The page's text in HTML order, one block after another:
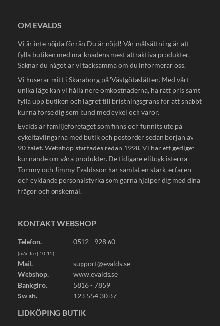
OM EVALDS
Vi är inte nöjda förrän Du är nöjd! Vår målsättning är att
fylla butiken med marknadens mest attraktiva produkter.
Saknar du något är vi tacksamma om du informerar oss.
Vi huserar mitt i Skaraborg på 'Västgötaslätten'. Med vårt
unika läge kan vi hålla nere omkostnaderna, ha rätt pris samt
fylla upp butiken och lagret till bristningsgräns för att snabbt
kunna förse dig som kund med cykel och varor.
Evalds är familjeföretaget som finns och funnits ute på
cykeltävlingarna med butik och postorder sedan början av
90-talet. Webshop startades redan 1998. Vi har ett gediget
kunnande om våra produkter. De tidigare elitcyklisterna
Tommy och Jimmy Evaldsson har samlat en stark, erfaren
och cyklande personalstyrka som gärna hjälper dig med dina
frågor och önskemål.
KONTAKT WEBSHOP
Telefon. 0512 - 928 60
(mån-fre | 10-15)
Mail.
support@evalds.se
Webshop.
www.evalds.se
Bankgiro.
5816 - 7859
Swish.
123 554 30 87
LIDKÖPING BUTIK